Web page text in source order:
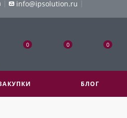
| info@ipsolution.ru |
0 0 0
БЛОГ